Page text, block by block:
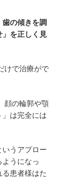
歯の傾きを調
」を正しく見
けで治療がで
顔の輪郭や顎
は完全には
うアプロー
うになっ
患者様はた